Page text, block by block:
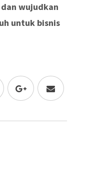
dan wujudkan
untuk bisnis